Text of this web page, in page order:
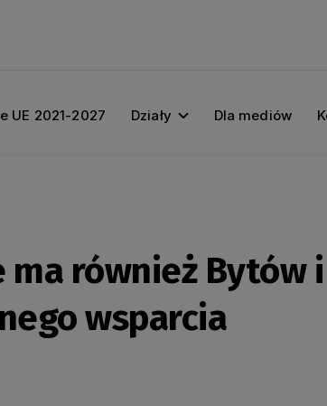
UE 2021-2027 Działy Dla mediów
również Bytów
wsparcia